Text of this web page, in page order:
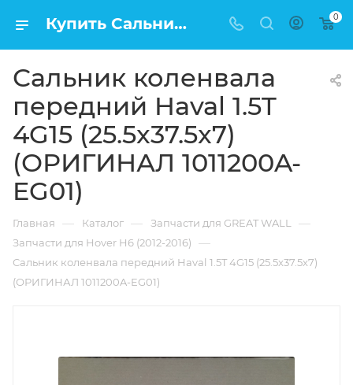
Купить Сальник коленвала передний Haval 1.5T 4G15 (25.5x37.5x7) (ОРИГИНАЛ 1011200A-EG01) в Москве по низкой цене 0
Сальник коленвала
передний Haval 1.5T
4G15 (25.5x37.5x7)
(ОРИГИНАЛ 1011200A-
EG01)
Главная — Каталог — Запчасти для GREAT WALL —
Запчасти для Hover H6 (2012-2016) —
Сальник коленвала передний Haval 1.5T 4G15 (25.5x37.5x7)
(ОРИГИНАЛ 1011200A-EG01)